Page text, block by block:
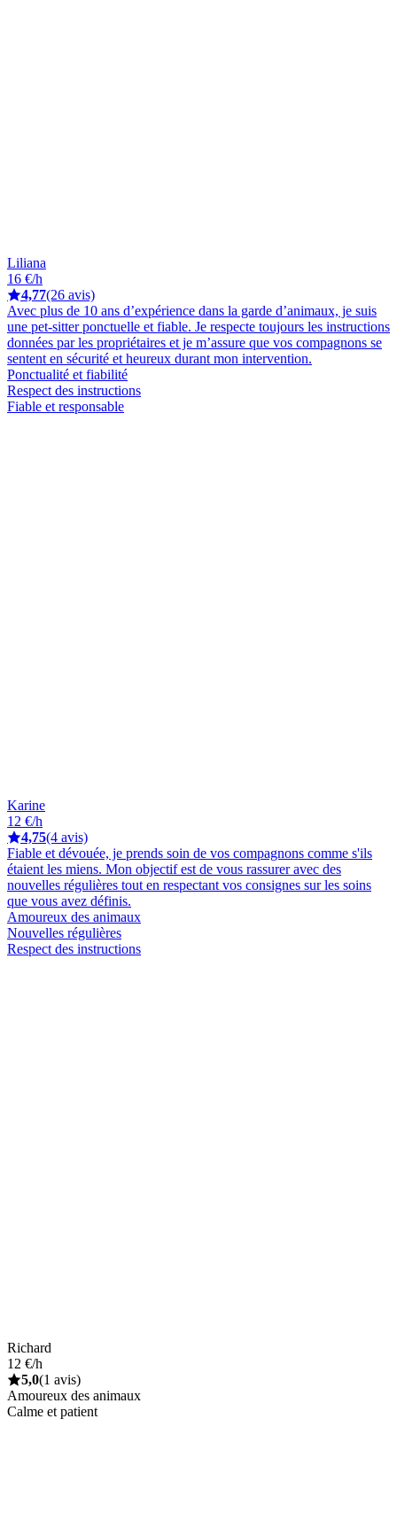
Liliana
16 €/h
4,77(26 avis)
Avec plus de 10 ans d’expérience dans la garde d’animaux, je suis
une pet-sitter ponctuelle et fiable. Je respecte toujours les instructions
données par les propriétaires et je m’assure que vos compagnons se
sentent en sécurité et heureux durant mon intervention.
Ponctualité et fiabilité
Respect des instructions
Fiable et responsable
Karine
12 €/h
4,75(4 avis)
Fiable et dévouée, je prends soin de vos compagnons comme s'ils
étaient les miens. Mon objectif est de vous rassurer avec des
nouvelles régulières tout en respectant vos consignes sur les soins
que vous avez définis.
Amoureux des animaux
Nouvelles régulières
Respect des instructions
Richard
12 €/h
5,0(1 avis)
Amoureux des animaux
Calme et patient